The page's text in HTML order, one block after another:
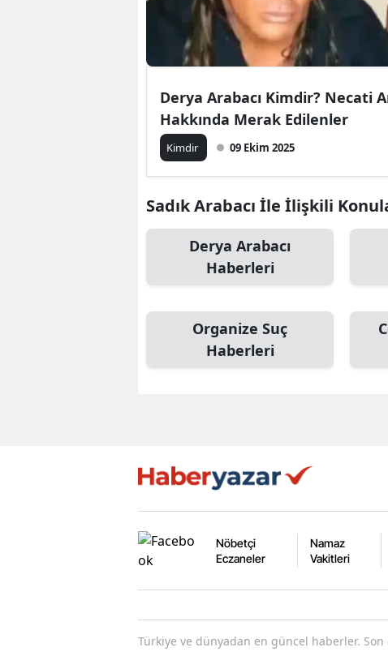
Derya Arabacı Kimdir? Necati
Hakkında Merak Edilenler
Kimdir 09 Ekim 2025
Sadık Arabacı İle İlişkili
Derya Arabacı
Haberleri
Organize Suç
Haberleri
Nöbetçi
Eczaneler
Namaz
Vakitleri
Türkiye ve dünyadan en güncel haberler.